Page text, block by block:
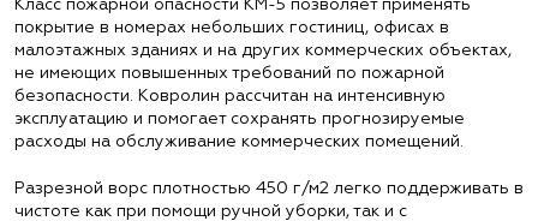
Класс пожарной опасности КМ-5 позволяет применять
покрытие в номерах небольших гостиниц, офисах в
малоэтажных зданиях и на других коммерческих объектах,
не имеющих повышенных требований по пожарной
безопасности. Ковролин рассчитан на интенсивную
эксплуатацию и помогает сохранять прогнозируемые
расходы на обслуживание коммерческих помещений.
Разрезной ворс плотностью 450 г/м2 легко поддерживать в
чистоте как при помощи ручной уборки, так и с